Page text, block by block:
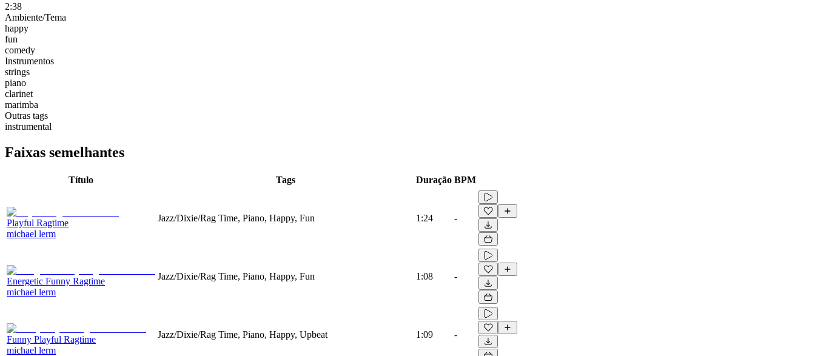
2:38
Ambiente/Tema
happy
fun
comedy
Instrumentos
strings
piano
clarinet
marimba
Outras tags
instrumental
Faixas semelhantes
Título Tags Duração BPM
Playful Ragtime
michael lerm
Jazz/Dixie/Rag Time, Piano, Happy, Fun 1:24 -
Energetic Funny Ragtime
michael lerm
Jazz/Dixie/Rag Time, Piano, Happy, Fun 1:08 -
Funny Playful Ragtime
michael lerm
Jazz/Dixie/Rag Time, Piano, Happy, Upbeat 1:09 -